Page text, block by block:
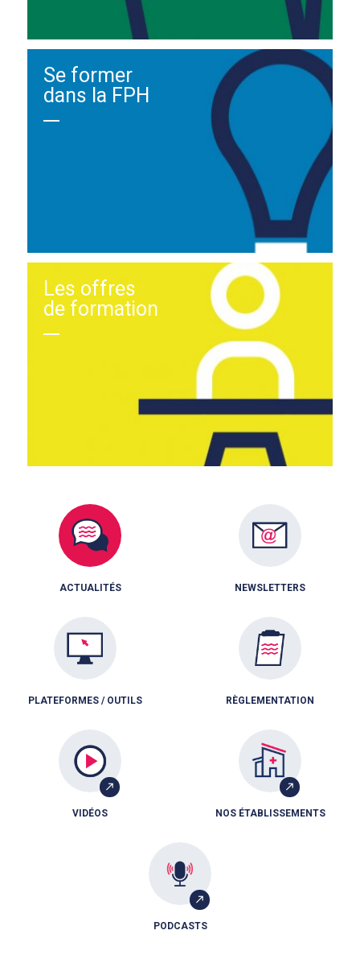
Se former
dans la FPH
Les offres
de formation
ACTUALITÉS NEWSLETTERS
PLATEFORMES / OUTILS RÈGLEMENTATION
VIDÉOS NOS ÉTABLISSEMENTS
PODCASTS